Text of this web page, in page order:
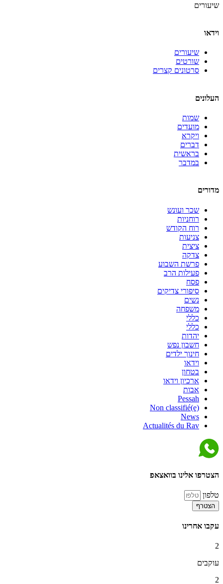
שיעורים
וידאו
שיעורים
שורטים
סרטונים קצרים
העלונים
שמות
מועדים
ויקרא
דברים
בראשית
במדבר
מדורים
שכר ועונש
רוחניות
רוח הקודש
צניעות
ציצית
צדקה
פרשת השבוע
פעילות הרב
פסח
סיפורי צדיקים
נשים
משפחה
כללי
כללי
יהדות
חשבון נפש
חינוך ילדים
וידאו
בטחון
ארכיון וידאו
אבות
Pessah
Non classifié(e)
News
Actualités du Rav
הצטרפו אלינו בוואצאפ
טלפון
הצטרף
עקבו אחרינו
2
עוקבים
2